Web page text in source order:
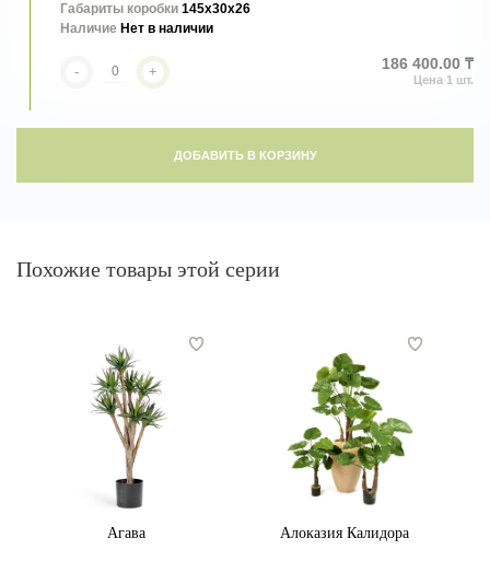
Габариты коробки 145x30x26
Наличие Нет в наличии
- + 186 400.00 ₸
ДОБАВИТЬ В КОРЗИНУ
Похожие товары этой серии
Агава Алоказия Калидора